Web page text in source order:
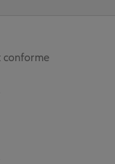
conforme